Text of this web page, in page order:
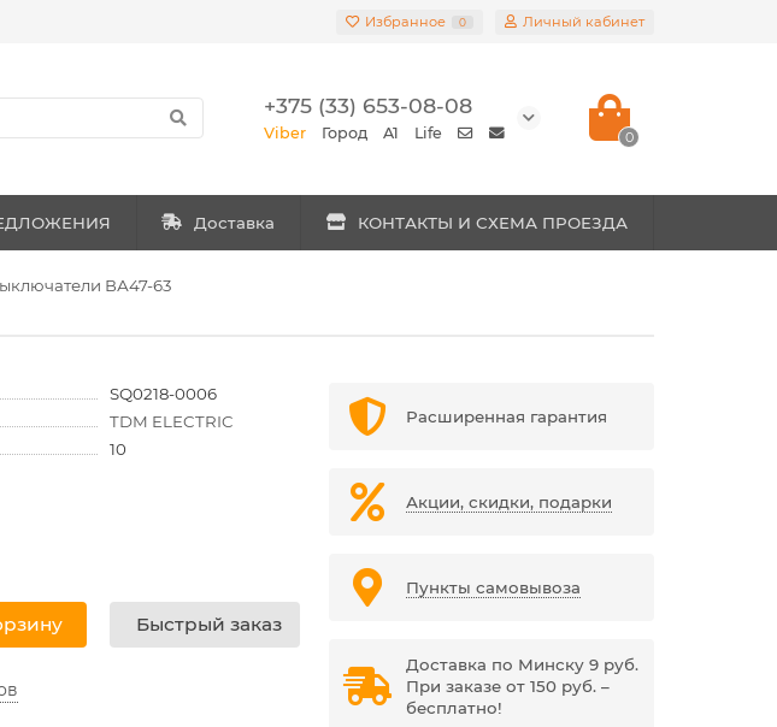
Избранное 0 Личный кабинет
+375 (33) 653-08-08
Viber Город A1 Life 0
Доставка КОНТАКТЫ И СХЕМА ПРОЕЗДА
ВА47-63
SQ0218-0006
TDM ELECTRIC
10
Быстрый заказ
Расширенная гарантия
Акции, скидки, подарки
Пункты самовывоза
Доставка по Минску 9 руб.
При заказе от 150 руб. –
бесплатно!